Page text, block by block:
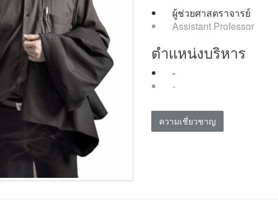
ผู้ช่วยศาสตราจารย์
Assistant Professor
ตำแหน่งบริหาร
-
-
ความเชี่ยวชาญ